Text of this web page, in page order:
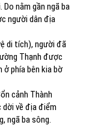
nằm gần ngã ba
người dân địa
di tích), người đã
Thạnh được
ở phía bên kia bờ
cảnh Thành
dời về địa điểm
ngã ba sông.